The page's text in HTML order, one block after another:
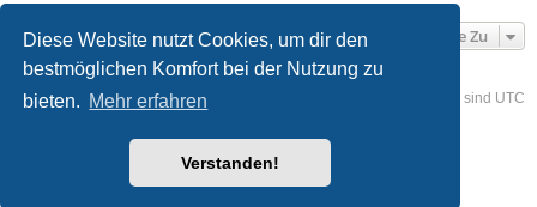
Diese Website nutzt Cookies, um dir den
bestmöglichen Komfort bei der Nutzung zu
bieten. Mehr erfahren
Verstanden!
Gehe Zu
Foren-Übersicht Kontakt Alle Zeiten sind UTC
® Forum Software © phpBB Limited
phpBB.de
created by INVENTEA & v12mike